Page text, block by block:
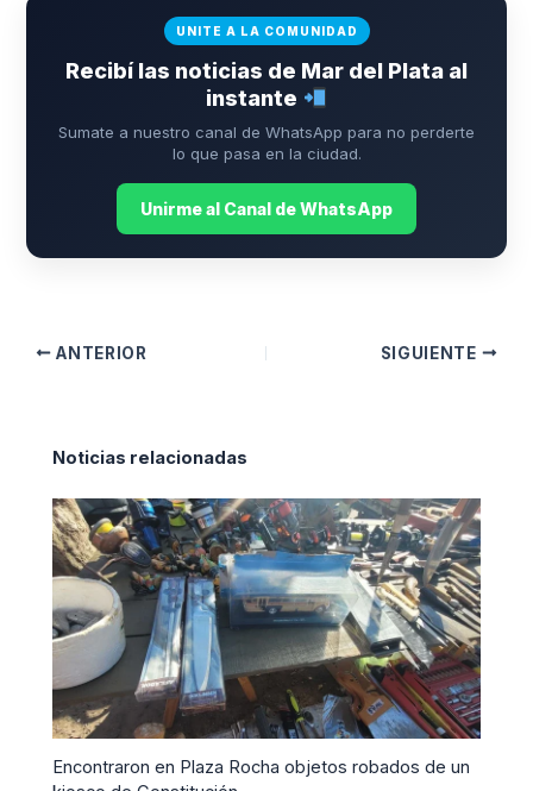
UNITE A LA COMUNIDAD
Recibí las noticias de Mar del Plata al
instante
Sumate a nuestro canal de WhatsApp para no perderte
lo que pasa en la ciudad.
Unirme al Canal de WhatsApp
ANTERIOR SIGUIENTE
Noticias relacionadas
Encontraron en Plaza Rocha objetos robados de un